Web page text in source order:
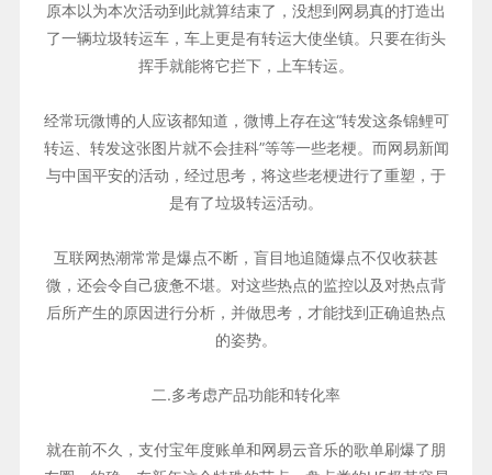
原本以为本次活动到此就算结束了，没想到网易真的打造出
了一辆垃圾转运车，车上更是有转运大使坐镇。只要在街头
挥手就能将它拦下，上车转运。
经常玩微博的人应该都知道，微博上存在这“转发这条锦鲤可
转运、转发这张图片就不会挂科”等等一些老梗。而网易新闻
与中国平安的活动，经过思考，将这些老梗进行了重塑，于
是有了垃圾转运活动。
互联网热潮常常是爆点不断，盲目地追随爆点不仅收获甚
微，还会令自己疲惫不堪。对这些热点的监控以及对热点背
后所产生的原因进行分析，并做思考，才能找到正确追热点
的姿势。
二.多考虑产品功能和转化率
就在前不久，支付宝年度账单和网易云音乐的歌单刷爆了朋